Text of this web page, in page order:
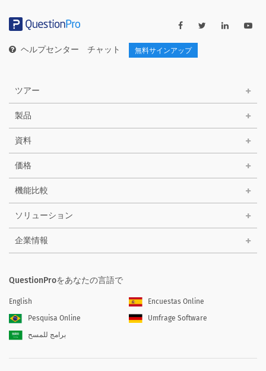
ー
ヘルプセンター チャット 無料サインアップ
ツアー
製品
資料
価格
機能比較
ソリューション
企業情報
QuestionProをあなたの言語で
English
Encuestas Online
Pesquisa Online
Umfrage Software
برامج للمسح